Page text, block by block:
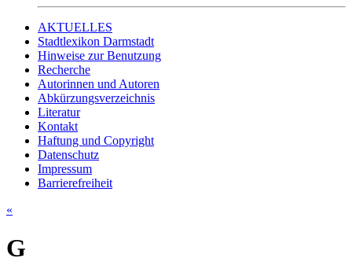
AKTUELLES
Stadtlexikon Darmstadt
Hinweise zur Benutzung
Recherche
Autorinnen und Autoren
Abkürzungsverzeichnis
Literatur
Kontakt
Haftung und Copyright
Datenschutz
Impressum
Barrierefreiheit
«
G